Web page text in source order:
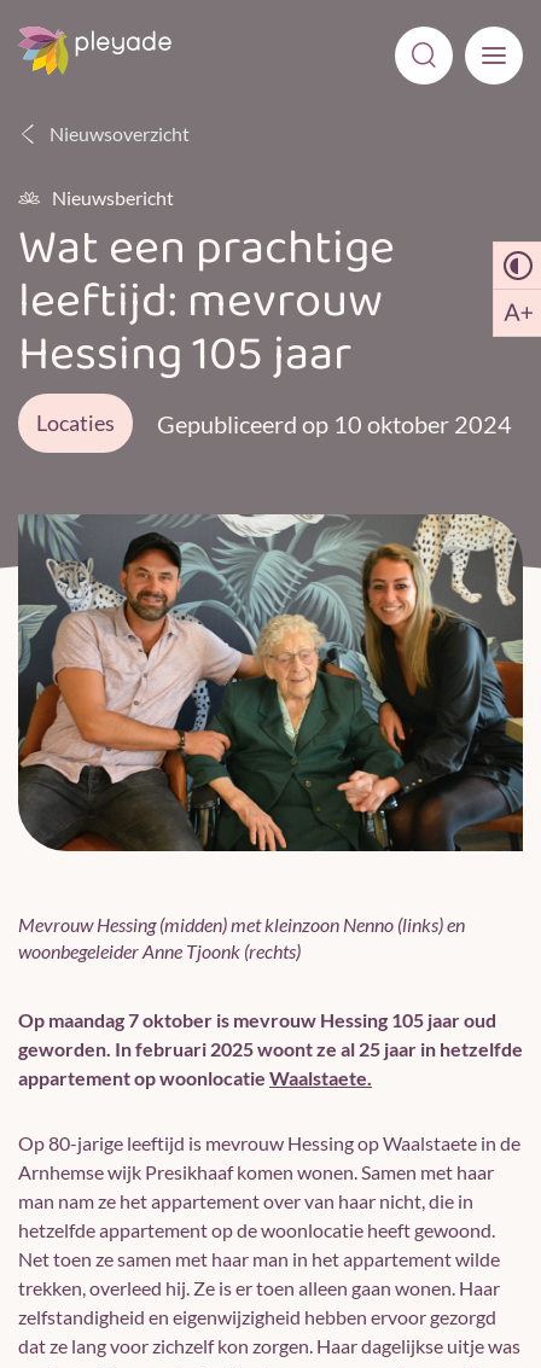
Nieuwsoverzicht
Nieuwsbericht
Wat een prachtige
leeftijd: mevrouw
Hessing 105 jaar
Locaties Gepubliceerd op 10 oktober 2024
Mevrouw Hessing (midden) met kleinzoon Nenno (links) en
woonbegeleider Anne Tjoonk (rechts)
Op maandag 7 oktober is mevrouw Hessing 105 jaar oud
geworden. In februari 2025 woont ze al 25 jaar in hetzelfde
appartement op woonlocatie Waalstaete.
Op 80-jarige leeftijd is mevrouw Hessing op Waalstaete in de
Arnhemse wijk Presikhaaf komen wonen. Samen met haar
man nam ze het appartement over van haar nicht, die in
hetzelfde appartement op de woonlocatie heeft gewoond.
Net toen ze samen met haar man in het appartement wilde
trekken, overleed hij. Ze is er toen alleen gaan wonen. Haar
zelfstandigheid en eigenwijzigheid hebben ervoor gezorgd
dat ze lang voor zichzelf kon zorgen. Haar dagelijkse uitje was